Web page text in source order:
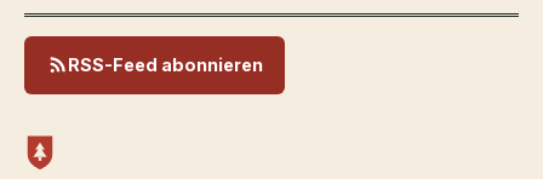
RSS-Feed abonnieren